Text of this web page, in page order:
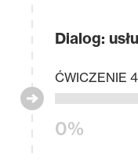
Dialog:
0%
ĆWICZENIE 4